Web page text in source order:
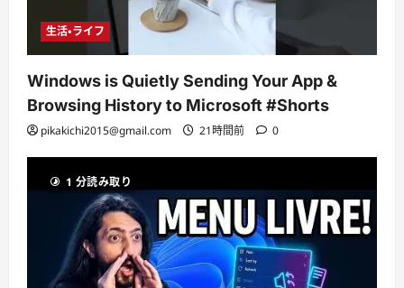
生活・ライフ
Windows is Quietly Sending Your App &
Browsing History to Microsoft #Shorts
pikakichi2015@gmail.com 21時間前 0
1 分読み取り